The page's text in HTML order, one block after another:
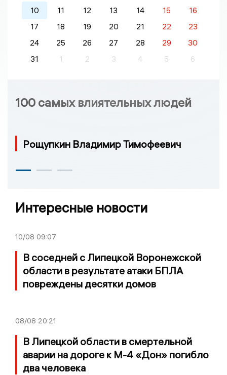
10
11 12 13 14 15
16
17
18 19 20 21 22
23
24
25 26 27 28 29
30
31
1 2 3 4 5 6
100 самых влиятельных людей
Рощупкин Владимир Тимофеевич
Интересные новости
10/08 09:07
В соседней с Липецкой Воронежской
области в результате атаки БПЛА
повреждены десятки домов
08/08 20:21
В Липецкой области в смертельной
аварии на дороге к М-4 «Дон» погибло
два человека